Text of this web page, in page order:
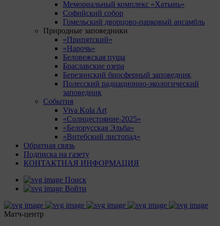
Мемориальный комплекс «Хатынь»
Софийский собор
Гомельский дворцово-парковый ансамбль
Природные заповедники
«Припятский»
«Нарочь»
Беловежская пуща
Браславские озера
Березинский биосферный заповедник
Полесский радиационно-экологический
заповедник
События
Viva Kola Art
«Солнцестояние-2025»
«Белорусская Эльба»
«Витебский листопад»
Обратная связь
Подписка на газету
КОНТАКТНАЯ ИНФОРМАЦИЯ
Поиск
Войти
Матч-центр